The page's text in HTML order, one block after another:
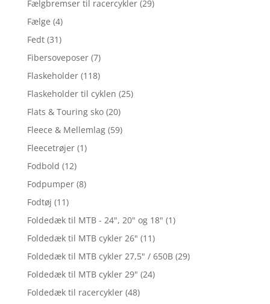
Fælgbremser til racercykler (29)
Fælge (4)
Fedt (31)
Fibersoveposer (7)
Flaskeholder (118)
Flaskeholder til cyklen (25)
Flats & Touring sko (20)
Fleece & Mellemlag (59)
Fleecetrøjer (1)
Fodbold (12)
Fodpumper (8)
Fodtøj (11)
Foldedæk til MTB - 24", 20" og 18" (1)
Foldedæk til MTB cykler 26" (11)
Foldedæk til MTB cykler 27,5" / 650B (29)
Foldedæk til MTB cykler 29" (24)
Foldedæk til racercykler (48)